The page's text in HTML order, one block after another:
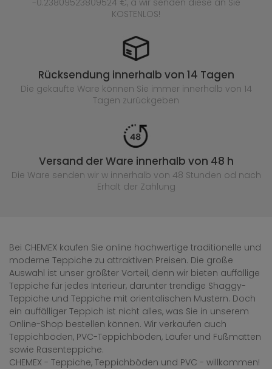
-0.23809523809524 €, a wir senden diese an Sie
KOSTENLOS!
Rücksendung innerhalb von 14 Tagen
Die gekaufte Ware können Sie immer innerhalb von 14
Tagen zurückgeben
Versand der Ware innerhalb von 48 h
Die Ware senden wir w innerhalb von 48 Stunden od nach
Erhalt der Zahlung
Bei CHEMEX kaufen Sie online hochwertige traditionelle und
moderne Teppiche zu attraktiven Preisen. Die große
Auswahl ist unser größter Vorteil, denn wir bieten auffällige
Teppiche für jedes Interieur, darunter trendige Shaggy-
Teppiche und Teppiche mit orientalischen Mustern. Doch
ein auffälliger Teppich ist nicht alles, was Sie in unserem
Online-Shop bestellen können. Wir verkaufen auch
Teppichböden, PVC-Teppichböden, Läufer und Fußmatten
sowie Rasenteppiche.
CHEMEX - Teppiche, Teppichböden und PVC - willkommen!